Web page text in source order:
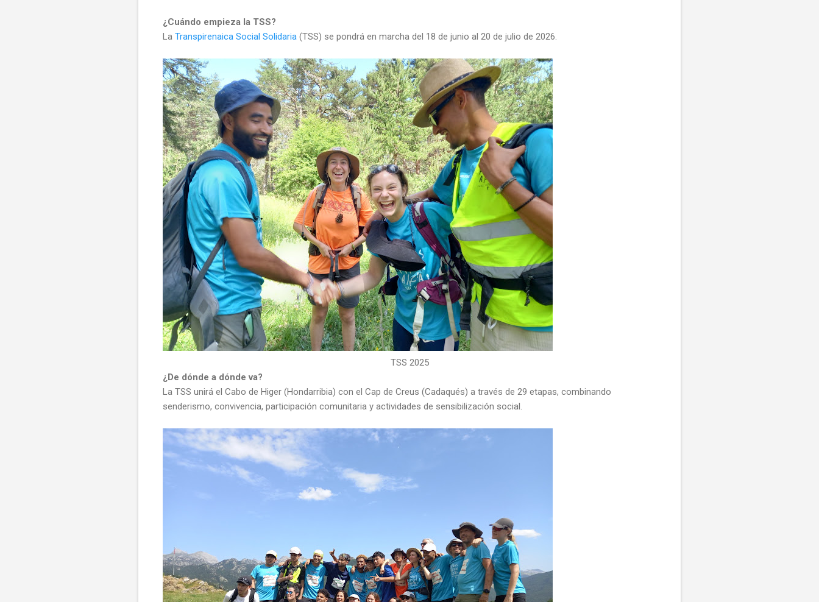
¿Cuándo empieza la TSS?
La Transpirenaica Social Solidaria (TSS) se pondrá en marcha del 18 de junio al 20 de julio de 2026.
TSS 2025
¿De dónde a dónde va?
La TSS unirá el Cabo de Higer (Hondarribia) con el Cap de Creus (Cadaqués) a través de 29 etapas, combinando
senderismo, convivencia, participación comunitaria y actividades de sensibilización social.